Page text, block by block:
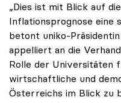
„Dies ist mit Blick auf
Inflationsprognose eine
betont uniko-
appelliert an die
Rolle der Universitäten
wirtschaftliche und
Österreichs im Blick zu